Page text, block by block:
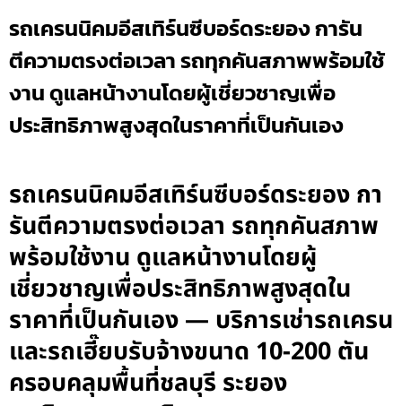
รถเครนนิคมอีสเทิร์นซีบอร์ดระยอง การัน
ตีความตรงต่อเวลา รถทุกคันสภาพพร้อมใช้
งาน ดูแลหน้างานโดยผู้เชี่ยวชาญเพื่อ
ประสิทธิภาพสูงสุดในราคาที่เป็นกันเอง
รถเครนนิคมอีสเทิร์นซีบอร์ดระยอง กา
รันตีความตรงต่อเวลา รถทุกคันสภาพ
พร้อมใช้งาน ดูแลหน้างานโดยผู้
เชี่ยวชาญเพื่อประสิทธิภาพสูงสุดใน
ราคาที่เป็นกันเอง — บริการเช่ารถเครน
และรถเฮี๊ยบรับจ้างขนาด 10-200 ตัน
ครอบคลุมพื้นที่ชลบุรี ระยอง